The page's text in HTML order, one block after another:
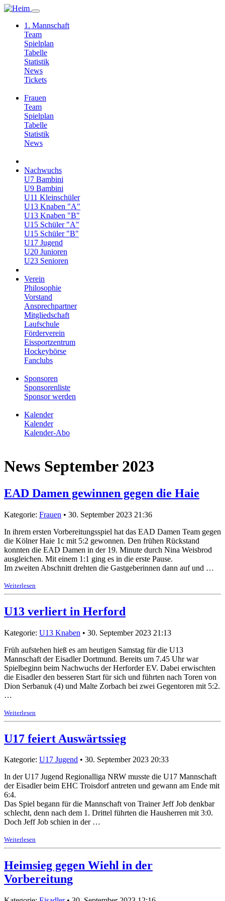
1. Mannschaft
Team
Spielplan
Tabelle
Statistik
News
Tickets
Frauen
Team
Spielplan
Tabelle
Statistik
News
Nachwuchs
U7 Bambini
U9 Bambini
U11 Kleinschüler
U13 Knaben "A"
U13 Knaben "B"
U15 Schüler "A"
U15 Schüler "B"
U17 Jugend
U20 Junioren
U23 Senioren
Verein
Philosophie
Vorstand
Ansprechpartner
Mitgliedschaft
Laufschule
Förderverein
Eissportzentrum
Hockeybörse
Fanclubs
Sponsoren
Sponsorenliste
Sponsor werden
Kalender
Kalender
Kalender-Abo
News September 2023
EAD Damen gewinnen gegen die Haie
Kategorie: Frauen • 30. September 2023 21:36
In ihrem ersten Vorbereitungsspiel hat das EAD Damen Team gegen
die Kölner Haie 1c mit 5:2 gewonnen. Den frühen Rückstand
konnten die EAD Damen in der 19. Minute durch Nina Weisbrod
ausgleichen. Mit einem 1:1 ging es in die erste Pause.
Im zweiten Abschnitt drehten die Gastgeberinnen dann auf und …
Weiterlesen
U13 verliert in Herford
Kategorie: U13 Knaben • 30. September 2023 21:13
Früh aufstehen hieß es am heutigen Samstag für die U13
Mannschaft der Eisadler Dortmund. Bereits um 7.45 Uhr war
Spielbeginn beim Nachwuchs der Herforder EV. Dabei erwischten
die Eisadler den besseren Start für sich und führten nach Toren von
Dion Serbanuk (4) und Malte Zorbach bei zwei Gegentoren mit 5:2.
…
Weiterlesen
U17 feiert Auswärtssieg
Kategorie: U17 Jugend • 30. September 2023 20:33
In der U17 Jugend Regionalliga NRW musste die U17 Mannschaft
der Eisadler beim EHC Troisdorf antreten und gewann am Ende mit
6:4.
Das Spiel begann für die Mannschaft von Trainer Jeff Job denkbar
schlecht, denn nach dem 1. Drittel führten die Hausherren mit 3:0.
Doch Jeff Job schien in der …
Weiterlesen
Heimsieg gegen Wiehl in der
Vorbereitung